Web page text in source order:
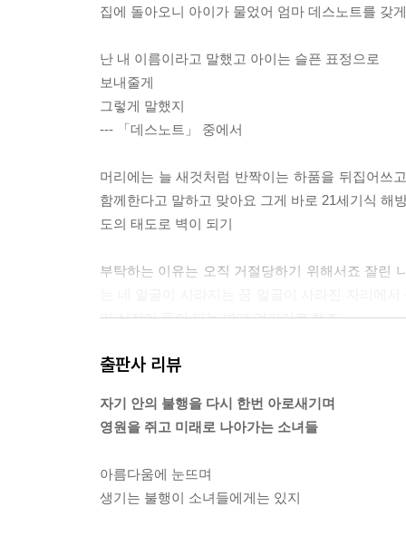
집에 돌아오니 아이가 물었어 엄마 데스노트를 갖
난 내 이름이라고 말했고 아이는 슬픈 표정으로
보내줄게
그렇게 말했지
--- 「데스노트」 중에서
머리에는 늘 새것처럼 반짝이는 하품을 뒤집어쓰
함께한다고 말하고 맞아요 그게 바로 21세기식 해
도의 태도로 벽이 되기
부탁하는 이유는 오직 거절당하기 위해서죠 잘린
리 심장이 돌이 되는 병에 걸리기로 했죠
바다를 찢어 벽에 바르면 물결 사이로 솟구치는
--- 「21세기식 사랑」 중에서
쌍둥이가 만나는 이야기다
사랑을 질병으로 여기던 시대의 이야기다
출판사 리뷰
자기 안의 불행을 다시 한번 아로새기며
영원을 쥐고 미래로 나아가는 소녀들
아름다움에 눈뜨며
생기는 불행이 소녀들에게는 있지